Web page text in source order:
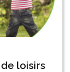
loisirs